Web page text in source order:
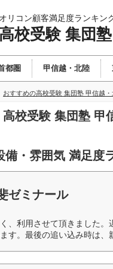
オリコン顧客満足度ランキン
高校受験 集団
都圏 甲信越・北陸
おすすめの高校受験 集団塾 甲信越
高校受験 集団塾
備・雰囲気 満足度
ゼミナール
、利用させて頂きました
す。最後の追い込み時は、